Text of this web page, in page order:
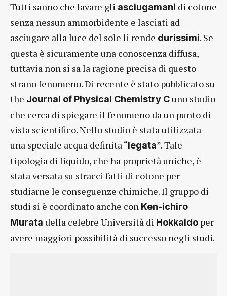
Tutti sanno che lavare gli asciugamani di cotone
senza nessun ammorbidente e lasciati ad
asciugare alla luce del sole li rende durissimi. Se
questa è sicuramente una conoscenza diffusa,
tuttavia non si sa la ragione precisa di questo
strano fenomeno. Di recente è stato pubblicato su
the Journal of Physical Chemistry Cuno studio
che cerca di spiegare il fenomeno da un punto di
vista scientifico. Nello studio è stata utilizzata
una speciale acqua definita “legata”. Tale
tipologia di liquido, che ha proprietà uniche, è
stata versata su stracci fatti di cotone per
studiarne le conseguenze chimiche. Il gruppo di
studi si è coordinato anche con Ken-ichiro
Murata della celebre Università di Hokkaido per
avere maggiori possibilità di successo negli studi.